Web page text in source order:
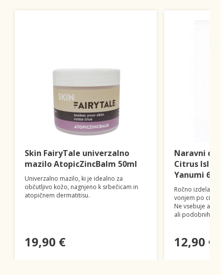
Skin FairyTale univerzalno
mazilo AtopicZincBalm 50ml
Univerzalno mazilo, ki je idealno za
občutljivo kožo, nagnjeno k srbečicam in
atopičnem dermatitisu.
19,90 €
Naravni
Citrus
Yanumi
Ročno izdelan
vonjem po
Ne vsebuje
ali podobnih
12,90 €